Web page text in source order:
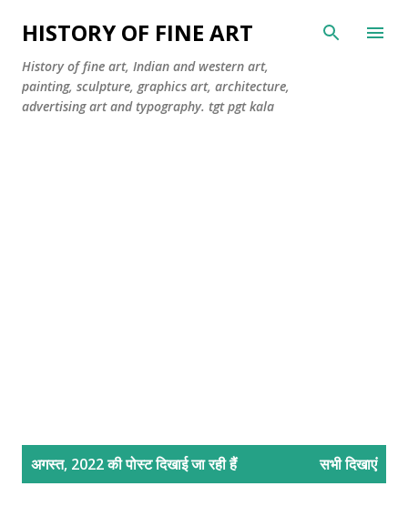
सीधे मुख्य सामग्री पर जाएं
HISTORY OF FINE ART
History of fine art, Indian and western art,
painting, sculpture, graphics art, architecture,
advertising art and typography. tgt pgt kala
अगस्त, 2022 की पोस्ट दिखाई जा रही हैं सभी दिखाएं